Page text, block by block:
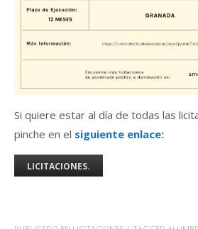
Si quiere estar al día de todas las
pinche en el siguiente enlace:
LICITACIONES.